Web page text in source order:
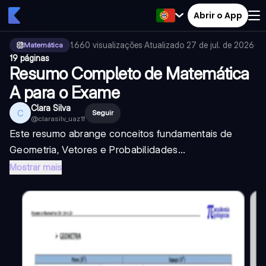
Abrir o App
Matemática 1.660 visualizações·Atualizado 27 de jul. de 2026·
19 páginas
Resumo Completo de Matemática
A para o Exame
C Clara Silva
@clarasilv_uaz1f
Seguir
Este resumo abrange conceitos fundamentais de
Geometria, Vetores e Probabilidades...
Mostrar mais